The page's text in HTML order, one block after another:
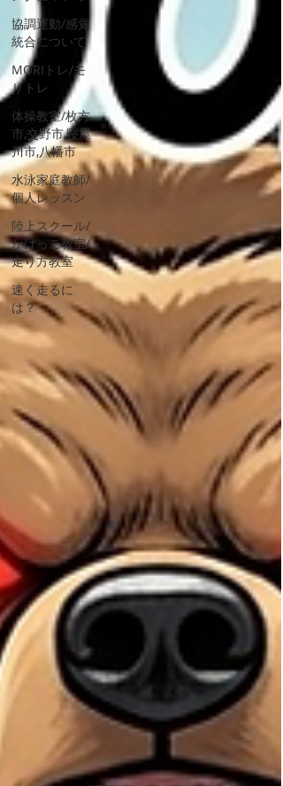
協調運動/感覚
統合について
MORIトレ/モ
リトレ
体操教室/枚方
市,交野市,寝屋
川市,八幡市
水泳家庭教師/
個人レッスン
陸上スクール/
かけっこ教室/
走り方教室
速く走るに
は？